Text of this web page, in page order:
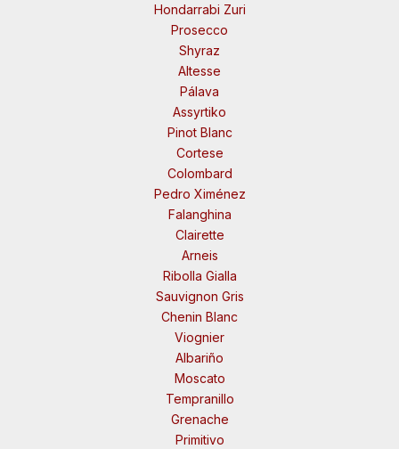
Hondarrabi Zuri
Prosecco
Shyraz
Altesse
Pálava
Assyrtiko
Pinot Blanc
Cortese
Colombard
Pedro Ximénez
Falanghina
Clairette
Arneis
Ribolla Gialla
Sauvignon Gris
Chenin Blanc
Viognier
Albariño
Moscato
Tempranillo
Grenache
Primitivo